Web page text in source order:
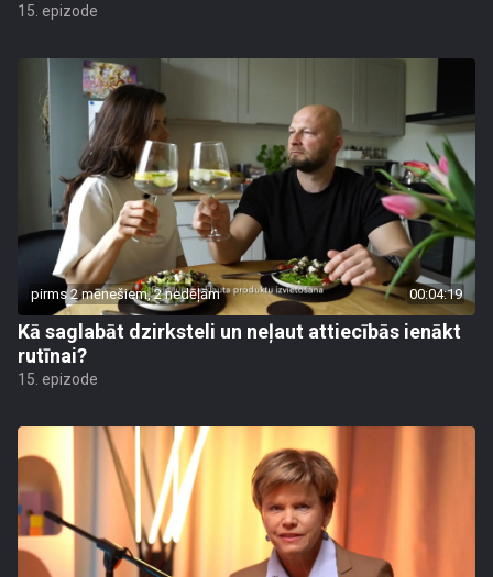
15. epizode
pirms 2 mēnešiem, 2 nedēļām 00:04:19
Kā saglabāt dzirksteli un neļaut attiecībās ienākt
rutīnai?
15. epizode